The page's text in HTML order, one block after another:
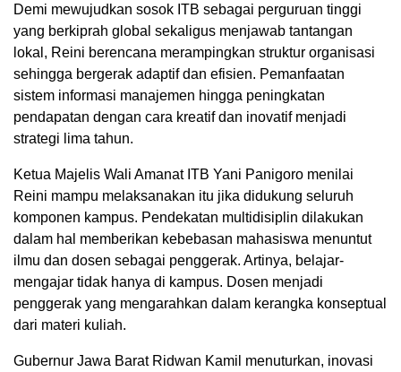
Demi mewujudkan sosok ITB sebagai perguruan tinggi
yang berkiprah global sekaligus menjawab tantangan
lokal, Reini berencana merampingkan struktur organisasi
sehingga bergerak adaptif dan efisien. Pemanfaatan
sistem informasi manajemen hingga peningkatan
pendapatan dengan cara kreatif dan inovatif menjadi
strategi lima tahun.
Ketua Majelis Wali Amanat ITB Yani Panigoro menilai
Reini mampu melaksanakan itu jika didukung seluruh
komponen kampus. Pendekatan multidisiplin dilakukan
dalam hal memberikan kebebasan mahasiswa menuntut
ilmu dan dosen sebagai penggerak. Artinya, belajar-
mengajar tidak hanya di kampus. Dosen menjadi
penggerak yang mengarahkan dalam kerangka konseptual
dari materi kuliah.
Gubernur Jawa Barat Ridwan Kamil menuturkan, inovasi